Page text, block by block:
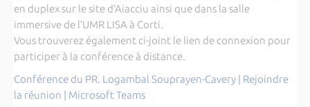
en duplex sur le site d’Aiacciu ainsi que dans la salle
immersive de l’UMR LISA à Corti.
Vous trouverez également ci-joint le lien de connexion pour
participer à la conférence à distance.
Conférence du PR. Logambal Souprayen-Cavery | Rejoindre
la réunion | Microsoft Teams